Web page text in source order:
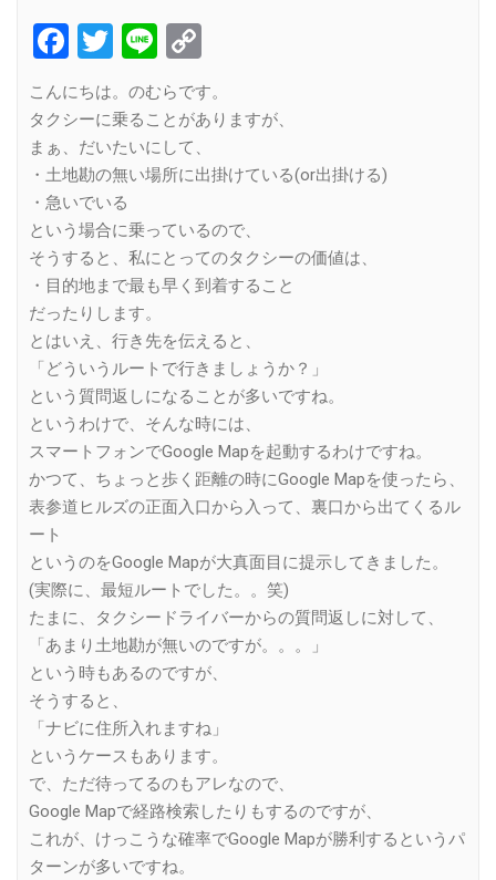
Facebook
Twitter
Line
Link
こんにちは。のむらです。
タクシーに乗ることがありますが、
まぁ、だいたいにして、
・土地勘の無い場所に出掛けている(or出掛ける)
・急いでいる
という場合に乗っているので、
そうすると、私にとってのタクシーの価値は、
・目的地まで最も早く到着すること
だったりします。
とはいえ、行き先を伝えると、
「どういうルートで行きましょうか？」
という質問返しになることが多いですね。
というわけで、そんな時には、
スマートフォンでGoogle Mapを起動するわけですね。
かつて、ちょっと歩く距離の時にGoogle Mapを使ったら、
表参道ヒルズの正面入口から入って、裏口から出てくるル
ート
というのをGoogle Mapが大真面目に提示してきました。
(実際に、最短ルートでした。。笑)
たまに、タクシードライバーからの質問返しに対して、
「あまり土地勘が無いのですが。。。」
という時もあるのですが、
そうすると、
「ナビに住所入れますね」
というケースもあります。
で、ただ待ってるのもアレなので、
Google Mapで経路検索したりもするのですが、
これが、けっこうな確率でGoogle Mapが勝利するというパ
ターンが多いですね。